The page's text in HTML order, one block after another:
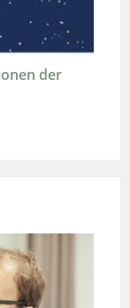
der